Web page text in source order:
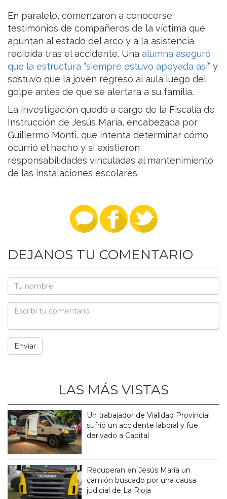
En paralelo, comenzaron a conocerse
testimonios de compañeros de la víctima que
apuntan al estado del arco y a la asistencia
recibida tras el accidente. Una alumna aseguró
que la estructura “siempre estuvo apoyada así” y
sostuvo que la joven regresó al aula luego del
golpe antes de que se alertara a su familia.
La investigación quedó a cargo de la Fiscalía de
Instrucción de Jesús María, encabezada por
Guillermo Monti, que intenta determinar cómo
ocurrió el hecho y si existieron
responsabilidades vinculadas al mantenimiento
de las instalaciones escolares.
DEJANOS TU COMENTARIO
LAS MÁS VISTAS
Un trabajador de Vialidad Provincial
sufrió un accidente laboral y fue
derivado a Capital
Recuperan en Jesús María un
camión buscado por una causa
judicial de La Rioja